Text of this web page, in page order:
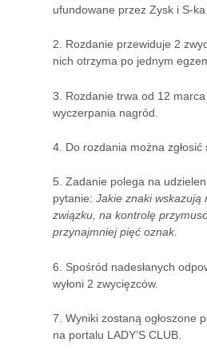
ufundowane przez Zysk i S-ka
2. Rozdanie przewiduje 2
nich otrzyma po jednym
3. Rozdanie trwa od 12
wyczerpania nagród.
4. Do rozdania można zgłosić
5. Zadanie polega na
pytanie: Jakie znaki wskazują
związku, na kontrolę
przynajmniej pięć oznak.
6. Spośród nadesłanych
wyłoni 2 zwycięzców.
7. Wyniki zostaną ogłoszone
na portalu LADY’S CLUB.